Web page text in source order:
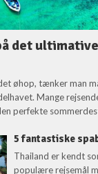
det
øhop, tænker man
Mange
perfekte
5 fantastiske
Thailand er kendt
populære rejsemål